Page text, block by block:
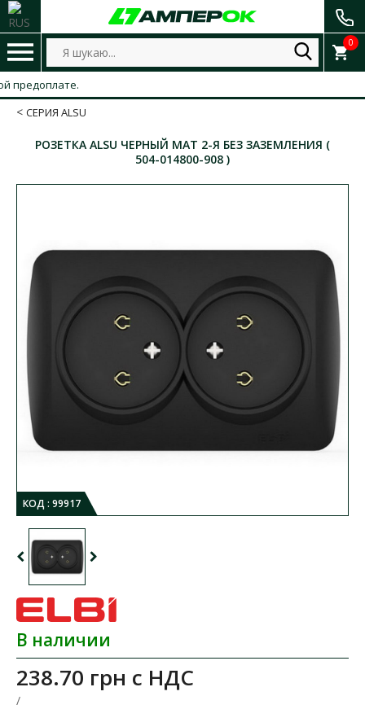
0
СЕРИЯ ALSU
РОЗЕТКА ALSU ЧЕРНЫЙ МАТ 2-Я БЕЗ ЗАЗЕМЛЕНИЯ (
504-014800-908 )
КОД : 99917
В наличии
238.70 грн с НДС
/